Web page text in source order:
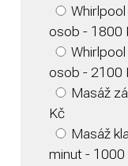
osob - 1800
osob - 2100
Masáž
Kč
Masáž
minut - 1000